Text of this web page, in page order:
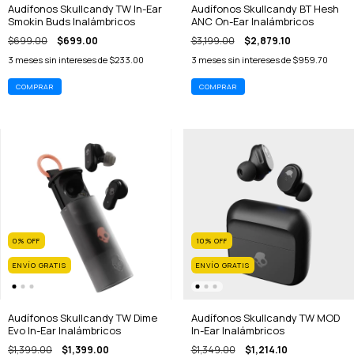
Audífonos Skullcandy TW In-Ear
Smokin Buds Inalámbricos
$699.00 $699.00
3 meses sin intereses de $233.00
Audífonos Skullcandy BT Hesh
ANC On-Ear Inalámbricos
$3,199.00 $2,879.10
3 meses sin intereses de $959.70
0% OFF
ENVÍO GRATIS
Audífonos Skullcandy TW Dime
Evo In-Ear Inalámbricos
$1,399.00 $1,399.00
10% OFF
ENVÍO GRATIS
Audífonos Skullcandy TW MOD
In-Ear Inalámbricos
$1,349.00 $1,214.10